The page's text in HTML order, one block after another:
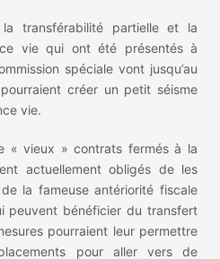
transférabilité partielle et la
vie qui ont été présentés à
spéciale vont jusqu’au
créer un petit séisme
vie.
« vieux » contrats fermés à la
actuellement obligés de les
la fameuse antériorité fiscale
peuvent bénéficier du transfert
pourraient leur permettre
pour aller vers de